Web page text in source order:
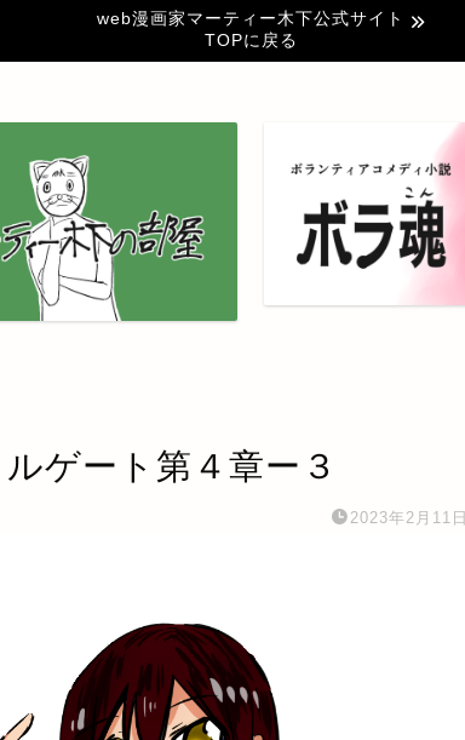
web漫画家マーティー木下公式サイト
TOPに戻る
ゲート第４章ー３
2023年2月11日